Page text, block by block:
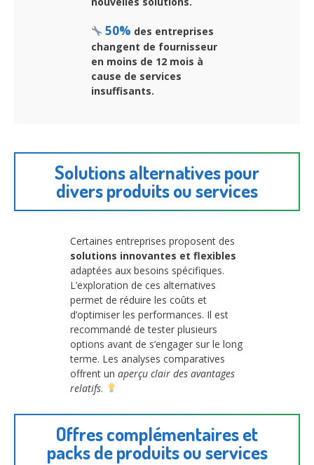
50% des entreprises
changent de fournisseur
en moins de 12 mois à
cause de services
insuffisants.
Solutions alternatives pour
divers produits ou services
Certaines entreprises proposent des
solutions innovantes et flexibles
adaptées aux besoins spécifiques.
L’exploration de ces alternatives
permet de réduire les coûts et
d’optimiser les performances. Il est
recommandé de tester plusieurs
options avant de s’engager sur le long
terme. Les analyses comparatives
offrent un aperçu clair des avantages
relatifs.
Offres complémentaires et
packs de produits ou services